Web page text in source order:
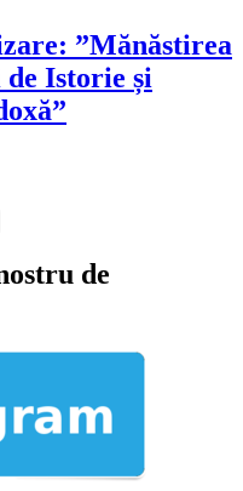
”Mănăstirea
de Istorie și
de